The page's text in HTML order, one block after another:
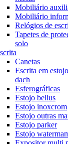
Mobiliário
Mobiliário
Relógios de
Tapetes de
solo
Canetas
Escrita em
dach
Esferográficas
Estojo belius
Estojo inoxcrom
Estojo outras
Estojo parker
Estojo